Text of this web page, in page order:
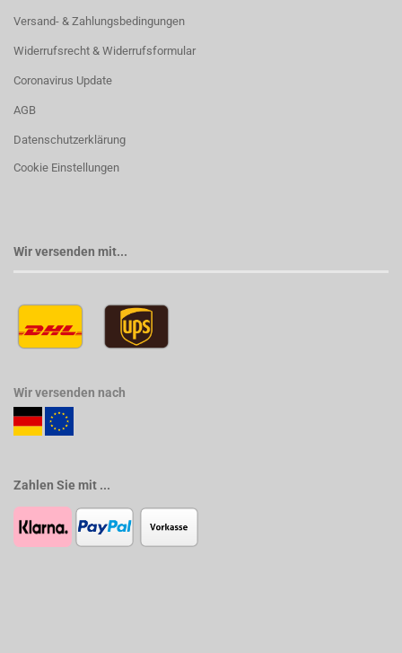
Versand- & Zahlungsbedingungen
Widerrufsrecht & Widerrufsformular
Coronavirus Update
AGB
Datenschutzerklärung
Cookie Einstellungen
Wir versenden mit...
Wir versenden nach
Zahlen Sie mit ...